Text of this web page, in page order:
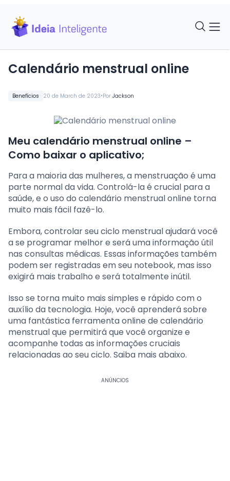
Benefícios 20 de March de 2023•Por Jackson
Calendário menstrual online
Meu calendário menstrual online –
Como baixar o aplicativo;
Para a maioria das mulheres, a menstruação é uma
parte normal da vida. Controlá-la é crucial para a
saúde, e o uso do calendário menstrual online torna
muito mais fácil fazê-lo.
Embora, controlar seu ciclo menstrual ajudará você
a se programar melhor e será uma informação útil
nas consultas médicas. Essas informações também
podem ser registradas em seu notebook, mas isso
exigirá mais trabalho e será totalmente inútil.
Isso se torna muito mais simples e rápido com o
auxílio da tecnologia. Hoje, você aprenderá sobre
uma fantástica ferramenta online de calendário
menstrual que permitirá que você organize e
acompanhe todas as informações cruciais
relacionadas ao seu ciclo. Saiba mais abaixo.
ANÚNCIOS